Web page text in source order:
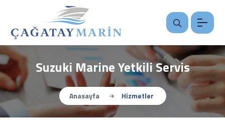
Suzuki Marine Yetkili Servis
Anasayfa Hizmetler